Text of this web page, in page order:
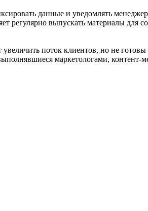
данные и уведомлять
регулярно выпускать материалы для
поток клиентов, но не
маркетологами, контент-